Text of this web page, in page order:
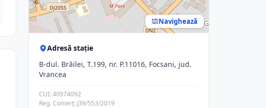
Navighează
Adresă stație
B-dul. Brăilei, T.199, nr. P.11016, Focsani, jud.
Vrancea
CUI: 40974092
Reg. Comerț: J39/553/2019